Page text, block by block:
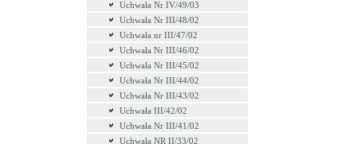
Uchwała Nr IV/49/03
Uchwała Nr III/48/02
Uchwała nr III/47/02
Uchwała Nr III/46/02
Uchwała Nr III/45/02
Uchwała Nr III/44/02
Uchwała Nr III/43/02
Uchwała III/42/02
Uchwała Nr III/41/02
Uchwała NR II/33/02